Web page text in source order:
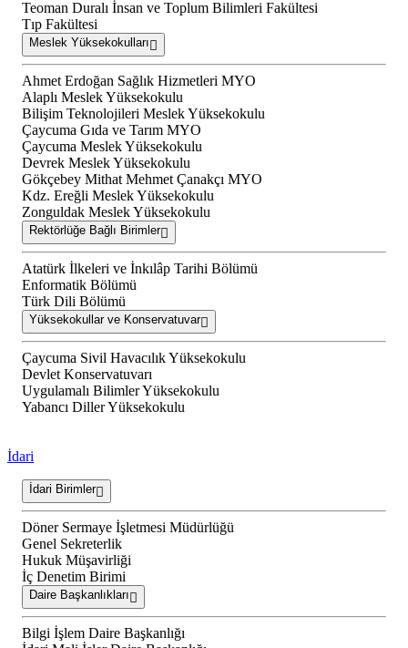
Teoman Duralı İnsan ve Toplum Bilimleri Fakültesi
Tıp Fakültesi
Meslek Yüksekokulları
Ahmet Erdoğan Sağlık Hizmetleri MYO
Alaplı Meslek Yüksekokulu
Bilişim Teknolojileri Meslek Yüksekokulu
Çaycuma Gıda ve Tarım MYO
Çaycuma Meslek Yüksekokulu
Devrek Meslek Yüksekokulu
Gökçebey Mithat Mehmet Çanakçı MYO
Kdz. Ereğli Meslek Yüksekokulu
Zonguldak Meslek Yüksekokulu
Rektörlüğe Bağlı Birimler
Atatürk İlkeleri ve İnkılâp Tarihi Bölümü
Enformatik Bölümü
Türk Dili Bölümü
Yüksekokullar ve Konservatuvar
Çaycuma Sivil Havacılık Yüksekokulu
Devlet Konservatuvarı
Uygulamalı Bilimler Yüksekokulu
Yabancı Diller Yüksekokulu
İdari
İdari Birimler
Döner Sermaye İşletmesi Müdürlüğü
Genel Sekreterlik
Hukuk Müşavirliği
İç Denetim Birimi
Daire Başkanlıkları
Bilgi İşlem Daire Başkanlığı